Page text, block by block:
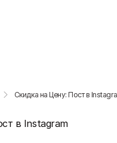
Скидка на Цену: Пост в